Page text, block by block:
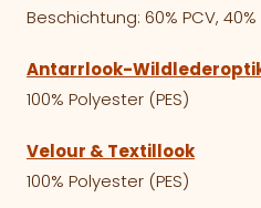
Beschichtung: 60% PCV,
Antarrlook-
100% Polyester (PES)
Velour & Textillook
100% Polyester (PES)